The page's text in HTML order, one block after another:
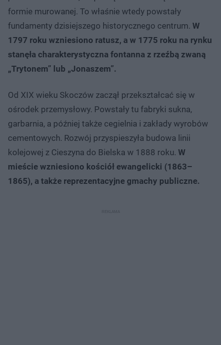
formie murowanej. To właśnie wtedy powstały
fundamenty dzisiejszego historycznego centrum. W
1797 roku wzniesiono ratusz, a w 1775 roku na rynku
stanęła charakterystyczna fontanna z rzeźbą zwaną
„Trytonem” lub „Jonaszem”.
Od XIX wieku Skoczów zaczął przekształcać się w
ośrodek przemysłowy. Powstały tu fabryki sukna,
garbarnia, a później także cegielnia i zakłady wyrobów
cementowych. Rozwój przyspieszyła budowa linii
kolejowej z Cieszyna do Bielska w 1888 roku. W
mieście wzniesiono kościół ewangelicki (1863–
1865), a także reprezentacyjne gmachy publiczne.